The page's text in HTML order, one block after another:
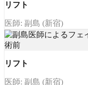
リフト
医師: 副島 (新宿)
リフト
医師: 副島 (新宿)